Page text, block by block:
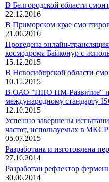
В Белгородской области
22.12.2016
В Приморском крае
21.06.2016
Проведена онлайн-
космодрома Байконур с
15.12.2015
В Новосибирской области
10.12.2015
В ОАО "НПО ПМ-Развитие"
международному стандарту
12.10.2015
Успешно завершены
частот, используемых в
05.07.2015
Разработана и изготовлена
27.10.2014
Разработан рефлектор
30.06.2014